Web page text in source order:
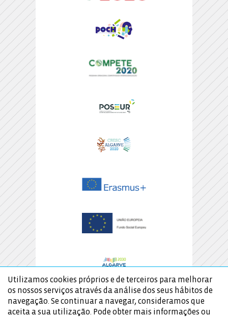
Utilizamos cookies próprios e de terceiros para melhorar
os nossos serviços através da análise dos seus hábitos de
navegação. Se continuar a navegar, consideramos que
aceita a sua utilização. Pode obter mais informações ou